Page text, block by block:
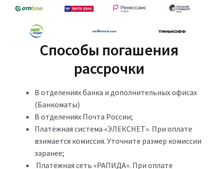
Способы погашения
рассрочки
В отделениях банка и дополнительных офисах
(Банкоматы)
В отделениях Почта России;
Платёжная система «ЭЛЕКСНЕТ». При оплате
взимается комиссия. Уточните размер комиссии
заранее;
Платёжная сеть «РАПИДА». При оплате